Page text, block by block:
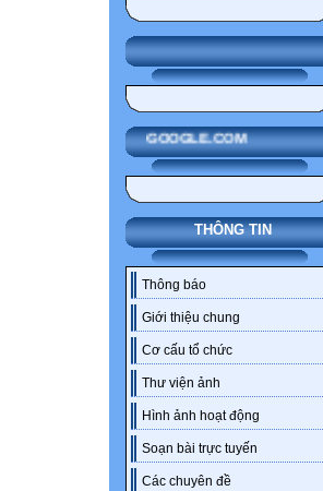
GOOGLE.COM
THÔNG TIN
Thông báo
Giới thiệu chung
Cơ cấu tổ chức
Thư viện ảnh
Hình ảnh hoạt động
Soạn bài trực tuyến
Các chuyên đề